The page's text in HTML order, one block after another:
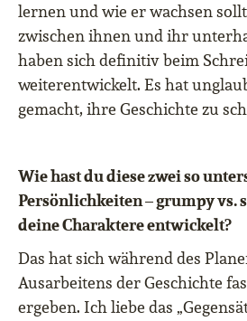
lernen und wie er wachsen
zwischen ihnen und ihr
haben sich definitiv beim
weiterentwickelt. Es hat
gemacht, ihre Geschichte zu
Wie hast du diese zwei so
Persönlichkeiten – grumpy vs.
deine Charaktere entwickelt?
Das hat sich während des
Ausarbeitens der Geschichte
ergeben. Ich liebe das